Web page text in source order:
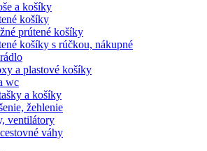
a košíky
košíky
prútené košíky
košíky s rúčkou, nákupné
a plastové košíky
wc
a košíky
žehlenie
ventilátory
váhy